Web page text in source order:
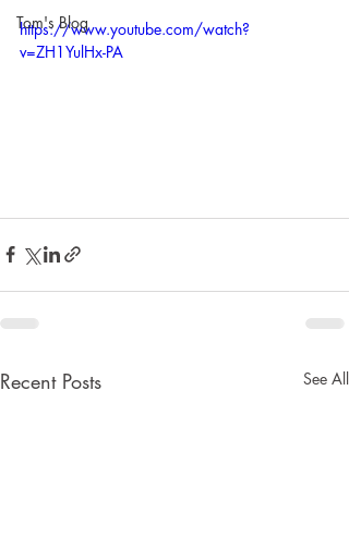
Tom's Blog
https://www.youtube.com/watch?
v=ZH1YulHx-PA
Recent Posts See All